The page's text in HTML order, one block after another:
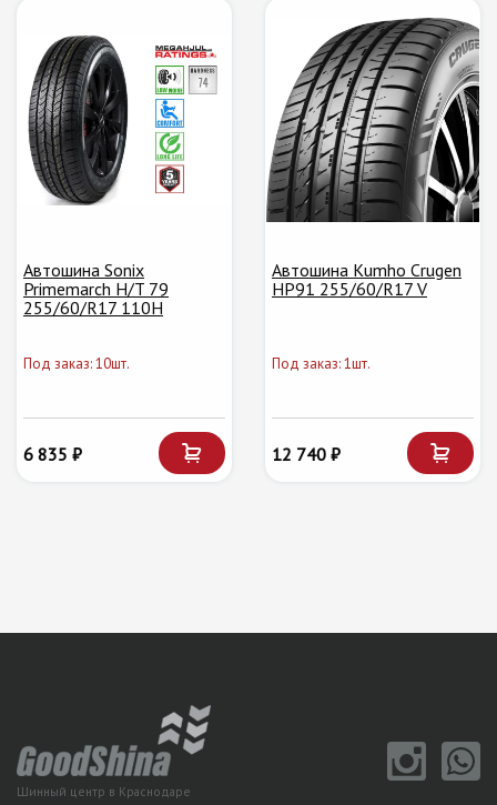
Автошина Sonix
Primemarch H/T 79
255/60/R17 110H
Под заказ: 10шт.
6 835 ₽
Автошина Kumho Crugen
HP91 255/60/R17 V
Под заказ: 1шт.
12 740 ₽
Шинный центр в Краснодаре